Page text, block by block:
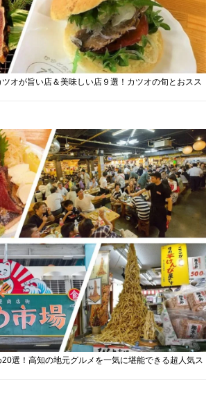
ツオが旨い店＆美味しい店９選！カツオの旬とおスス
選！高知の地元グルメを一気に堪能できる超人気ス